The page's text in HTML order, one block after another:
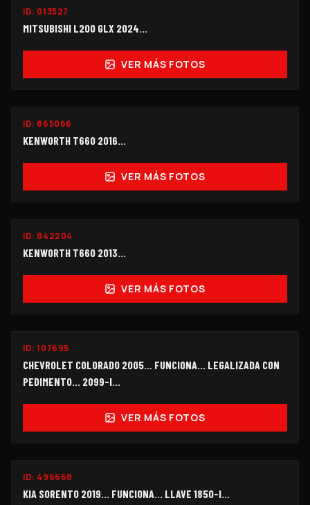
ID: 013527
MITSUBISHI L200 GLX 2024...
VER MÁS FOTOS
ID: 865066
KENWORTH T660 2016...
VER MÁS FOTOS
ID: 842204
KENWORTH T660 2013...
VER MÁS FOTOS
ID:107695
CHEVROLET COLORADO 2005… FUNCIONA… LEGALIZADA CON
PEDIMENTO... 2099-I…
VER MÁS FOTOS
ID: 496668
KIA SORENTO 2019... FUNCIONA… LLAVE 1850-I...